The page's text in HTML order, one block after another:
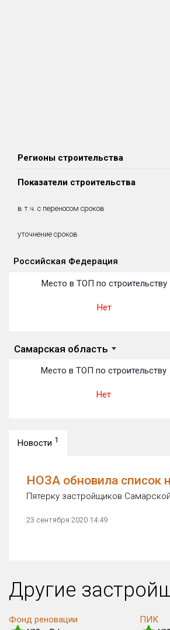
Регионы строительства
Показатели строительства
в т.ч. с переносом сроков
уточнение сроков
Сдано в 2018
0 м²
Сдано в 2019
10 442 м²
Российская Федерация
Место в ТОП по строительству
Нет
Самарская область
Место в ТОП по строительству
Нет
Новости 1
НОЗА обновила список
Пятерку застройщиков
23 сентября 2020 14:49
Другие
Фонд реновации ПИК